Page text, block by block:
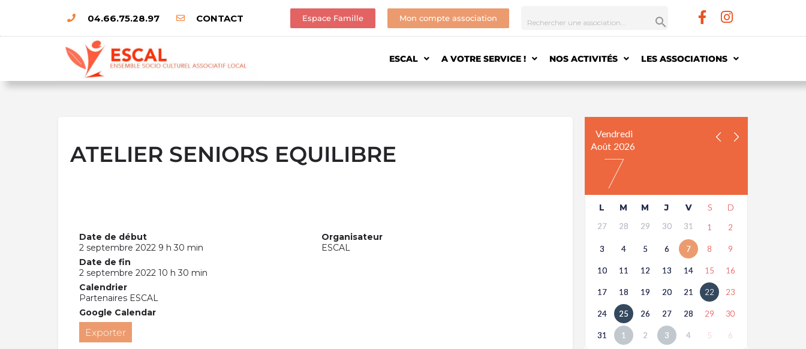
04.66.75.28.97 CONTACT Espace Famille Mon compte association
ESCAL A VOTRE SERVICE ! NOS ACTIVITÉS LES ASSOCIATIONS
ATELIER SENIORS EQUILIBRE
Date de début
2 septembre 2022 9 h 30 min
Date de fin
2 septembre 2022 10 h 30 min
Calendrier
Partenaires ESCAL
Google Calendar
Exporter
Organisateur
ESCAL
Vendredi
Août 2026
7
L M M J V S D
27 28 29 30 31 1 2
3 4 5 6 7 8 9
10 11 12 13 14 15 16
17 18 19 20 21 22 23
24 25 26 27 28 29 30
31 1 2 3 4 5 6